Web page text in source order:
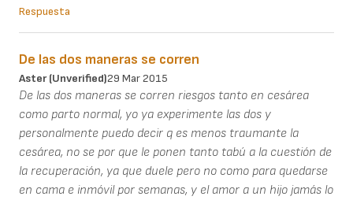
Respuesta
De las dos maneras se corren
Aster (unverified)29 Mar 2015
De las dos maneras se corren riesgos tanto en cesárea
como parto normal, yo ya experimente las dos y
personalmente puedo decir q es menos traumante la
cesárea, no se por que le ponen tanto tabú a la cuestión de
la recuperación, ya que duele pero no como para quedarse
en cama e inmóvil por semanas, y el amor a un hijo jamás lo